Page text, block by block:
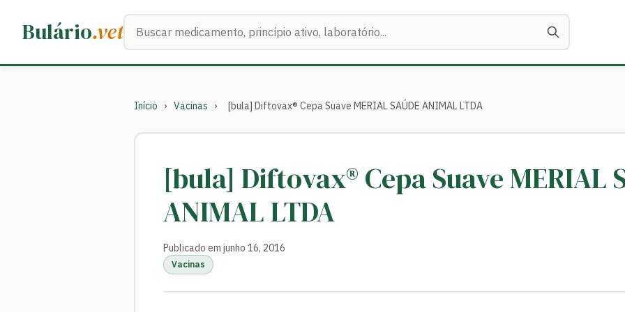
Bulário.vetBuscar medicamentos
Início › Vacinas › [bula] Diftovax® Cepa Suave MERIAL SAÚDE ANIMAL LTDA
[bula] Diftovax® Cepa Suave MERIAL
ANIMAL LTDA
Publicado em junho 16, 2016
Vacinas